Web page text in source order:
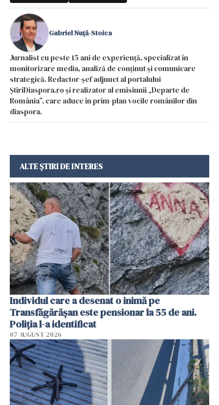
Gabriel Nuță-Stoica
Jurnalist cu peste 15 ani de experiență, specializat în
monitorizare media, analiză de conținut și comunicare
strategică. Redactor-șef adjunct al portalului
ȘtiriDiaspora.ro și realizator al emisiunii „Departe de
România”, care aduce în prim-plan vocile românilor din
diaspora.
ALTE ȘTIRI DE INTERES
Individul care a desenat o inimă pe
Transfăgărășan este pensionar la 55 de ani.
Poliția l-a identificat
07 AUGUST 2026